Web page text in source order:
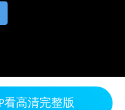
看高清完整版